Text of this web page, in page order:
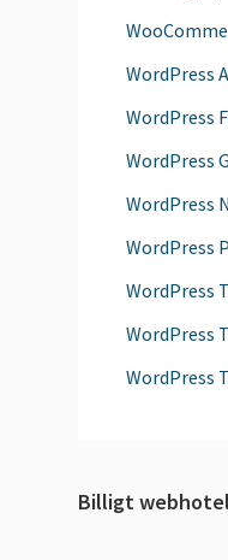
WordPress
WordPress
WordPress
WordPress
WordPress
WordPress
WordPress
WordPress
Billigt webhotel